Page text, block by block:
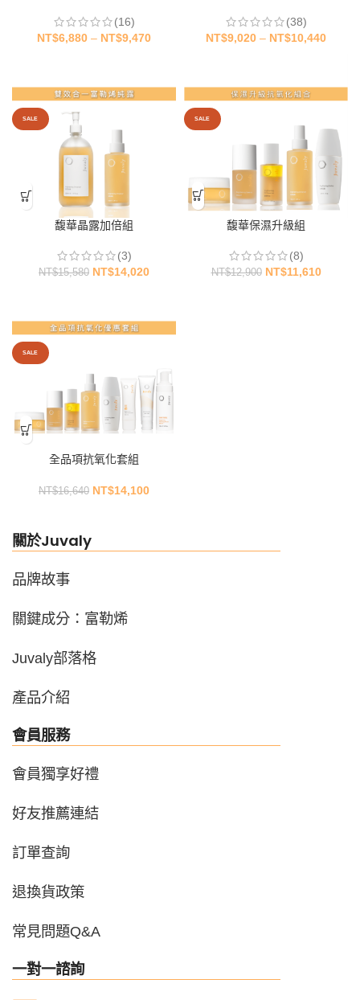
(16)
NT$6,880 – NT$9,470
SALE
(38)
NT$9,020 – NT$10,440
馥華晶露加倍組
(3)
NT$15,580 NT$14,020
馥華保濕升級組
(8)
NT$12,900 NT$11,610
SALE
全品項抗氧化套組
NT$16,640 NT$14,100
關於Juvaly
品牌故事
關鍵成分：富勒烯
Juvaly部落格
產品介紹
會員服務
會員獨享好禮
好友推薦連結
訂單查詢
退換貨政策
常見問題Q&A
一對一諮詢